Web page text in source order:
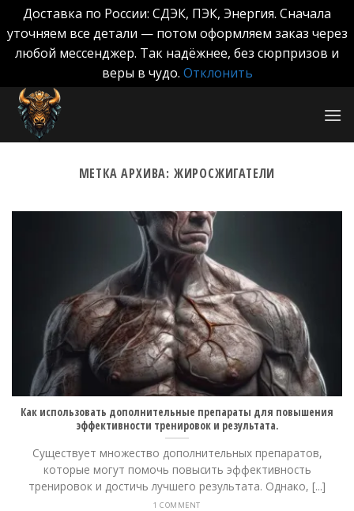
Доставка по России: СДЭК, ПЭК, Энергия. Сначала
уточняем все детали — потом оформляем заказ через
любой мессенджер. Так надёжнее, без сюрпризов и
веры в чудо. Отклонить
Skip
content
МЕТКА АРХИВА: ЖИРОСЖИГАТЕЛИ
Как использовать дополнительные препараты для повышения
эффективности тренировок и результата.
Существует множество дополнительных препаратов,
которые могут помочь повысить эффективность
тренировок и достичь лучшего результата. Однако, [...]
1 COMMENT